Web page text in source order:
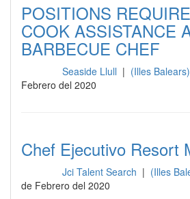
POSITIONS
COOK ASSISTANCE
BARBECUE CHEF
Seaside Llull | (Illes
Febrero del 2020
Chef Ejecutivo Resort
Jci Talent Search | (Illes
de Febrero del 2020